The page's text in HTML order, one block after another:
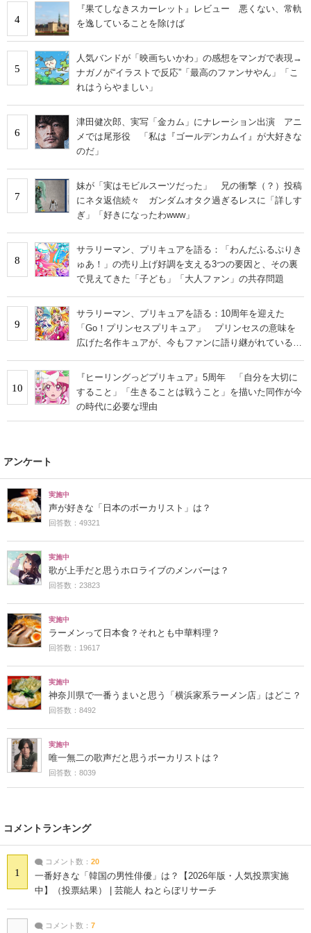
4
『果てしなきスカーレット』レビュー 悪くない、常軌
を逸していることを除けば
5
人気バンドが「映画ちいかわ」の感想をマンガで表現→
ナガノが“イラストで反応”「最高のファンサやん」「こ
れはうらやましい」
6
津田健次郎、実写「金カム」にナレーション出演 アニ
メでは尾形役 「私は『ゴールデンカムイ』が大好きな
のだ」
7
妹が「実はモビルスーツだった」 兄の衝撃（？）投稿
にネタ返信続々 ガンダムオタク過ぎるレスに「詳しす
ぎ」「好きになったわwww」
8
サラリーマン、プリキュアを語る：「わんだふるぷりき
ゅあ！」の売り上げ好調を支える3つの要因と、その裏
で見えてきた「子ども」「大人ファン」の共存問題
9
サラリーマン、プリキュアを語る：10周年を迎えた
「Go！プリンセスプリキュア」 プリンセスの意味を
広げた名作キュアが、今もファンに語り継がれている理
10
『ヒーリングっどプリキュア』5周年 「自分を大切に
すること」「生きることは戦うこと」を描いた同作が今
の時代に必要な理由
アンケート
実施中
声が好きな「日本のボーカリスト」は？
回答数：49321
実施中
歌が上手だと思うホロライブのメンバーは？
回答数：23823
実施中
ラーメンって日本食？それとも中華料理？
回答数：19617
実施中
神奈川県で一番うまいと思う「横浜家系ラーメン店」はどこ？
回答数：8492
実施中
唯一無二の歌声だと思うボーカリストは？
回答数：8039
コメントランキング
1
コメント数： 20
一番好きな「韓国の男性俳優」は？【2026年版・人気投票実施
中】（投票結果） | 芸能人 ねとらぼリサーチ
コメント数： 7